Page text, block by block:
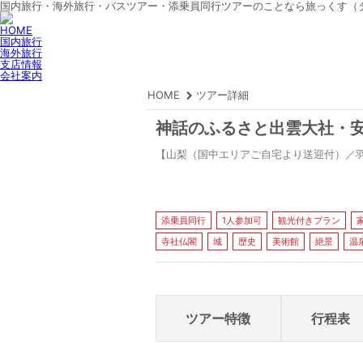
国内旅行・海外旅行・バスツアー・添乗員同行ツアーのことなら旅っくす（
HOME
国内旅行
海外旅行
支店情報
会社案内
HOME
ツアー詳細
神話のふるさと出雲大社・
【山梨（国中エリアご自宅より送迎付）
添乗員同行 1人参加可 観光付きプラン
寺社仏閣
城 歴史 美術館 絶景 温
ツアー特徴 行程表